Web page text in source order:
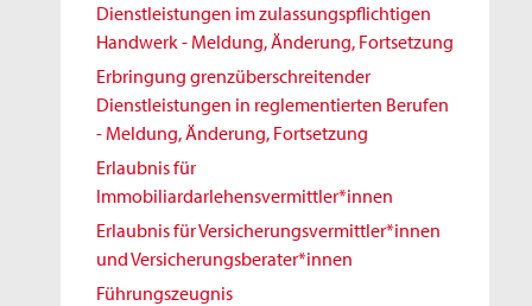
Dienstleistungen im zulassungspflichtigen
Handwerk - Meldung, Änderung, Fortsetzung
Erbringung grenzüberschreitender
Dienstleistungen in reglementierten Berufen
- Meldung, Änderung, Fortsetzung
Erlaubnis für
Immobiliardarlehensvermittler*innen
Erlaubnis für Versicherungsvermittler*innen
und Versicherungsberater*innen
Führungszeugnis